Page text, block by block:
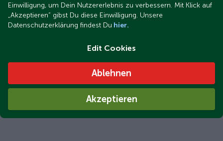
Einwilligung, um Dein Nutzererlebnis zu verbessern. Mit Klick auf
„Akzeptieren“ gibst Du diese Einwilligung. Unsere
Datenschutzerklärung findest Du hier.
Edit Cookies
Ablehnen
Akzeptieren